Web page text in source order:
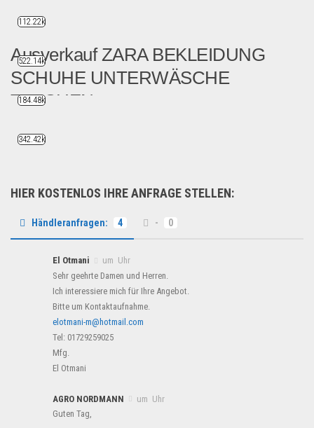
Ausverkauf ZARA BEKLEIDUNG
SCHUHE UNTERWÄSCHE
TASCHEN
Ein Super Sonderposten Aus...
Fashion & Mode
HIER KOSTENLOS IHRE ANFRAGE STELLEN:
Händleranfragen: 4 - 0
El Otmani
um Uhr
Sehr geehrte Damen und Herren.
Ich interessiere mich für Ihre Angebot.
Bitte um Kontaktaufnahme.
elotmani-m@hotmail.com
Tel: 01729259025
Mfg.
El Otmani
AGRO NORDMANN
um Uhr
Guten Tag,
112.22k
522.14k
184.48k
342.42k